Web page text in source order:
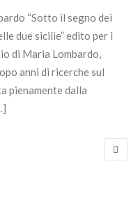
“Sotto il segno dei
due sicilie” edito per i
di Maria Lombardo,
anni di ricerche sul
pienamente dalla